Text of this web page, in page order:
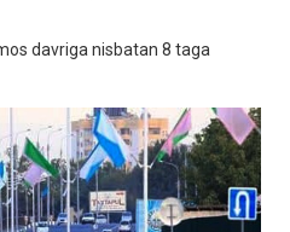
davriga nisbatan 8 taga